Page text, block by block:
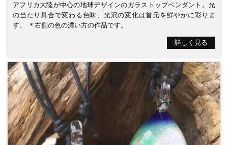
アフリカ大陸が中心の地球デザインのガラストップペンダント。光
の当たり具合で変わる色味、光沢の変化は首元を鮮やかに彩りま
す。 ＊右側の色の濃い方の作品です。
詳しく見る